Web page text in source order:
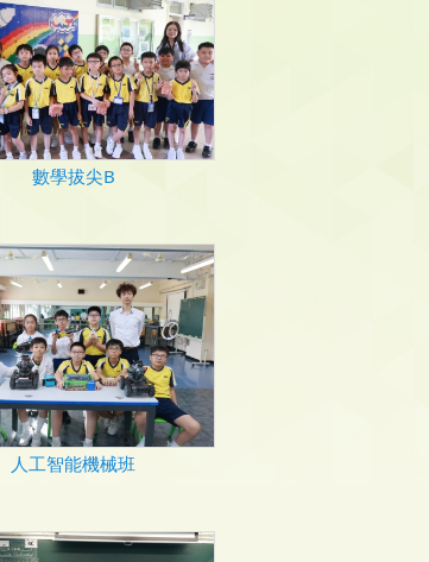
數學拔尖B
人工智能機械班